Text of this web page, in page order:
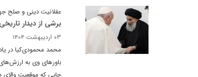
عقلانیت دینی و صلح
برشی از دیدار
۰۳ اردیبهشت ۱۴۰۴
محمد محمودی‌کیا در
باورهای وی به
جایی که موقعیت